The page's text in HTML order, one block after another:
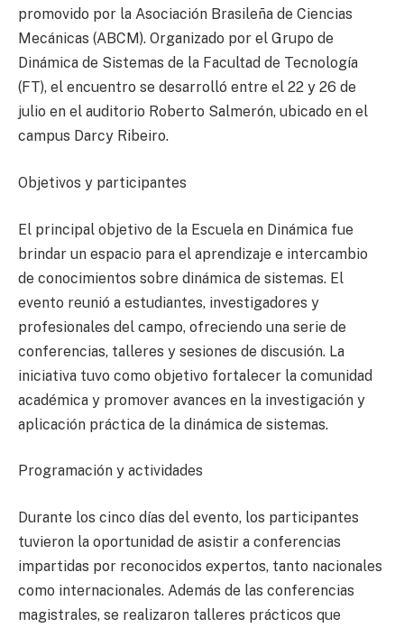
promovido por la Asociación Brasileña de Ciencias
Mecánicas (ABCM). Organizado por el Grupo de
Dinámica de Sistemas de la Facultad de Tecnología
(FT), el encuentro se desarrolló entre el 22 y 26 de
julio en el auditorio Roberto Salmerón, ubicado en el
campus Darcy Ribeiro.
Objetivos y participantes
El principal objetivo de la Escuela en Dinámica fue
brindar un espacio para el aprendizaje e intercambio
de conocimientos sobre dinámica de sistemas. El
evento reunió a estudiantes, investigadores y
profesionales del campo, ofreciendo una serie de
conferencias, talleres y sesiones de discusión. La
iniciativa tuvo como objetivo fortalecer la comunidad
académica y promover avances en la investigación y
aplicación práctica de la dinámica de sistemas.
Programación y actividades
Durante los cinco días del evento, los participantes
tuvieron la oportunidad de asistir a conferencias
impartidas por reconocidos expertos, tanto nacionales
como internacionales. Además de las conferencias
magistrales, se realizaron talleres prácticos que